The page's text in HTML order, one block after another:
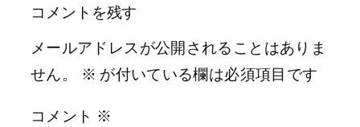
コメントを残す
メールアドレスが公開されることはありま
せん。
※ が付いている欄は必須項目です
コメント ※